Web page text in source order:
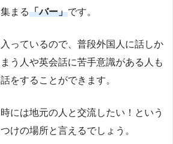
まる「バー」です。
っているので、普段外国人に話しか
う人や英会話に苦手意識がある人も
をすることができます。
には地元の人と交流したい！という
けの場所と言えるでしょう。